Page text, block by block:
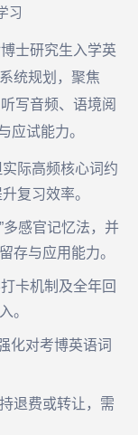
习
士研究生入学英
统规划，聚焦
写音频、语境阅
应试能力。
际高频核心词约
复习效率。
多感官记忆法，并
存与应用能力。
卡机制及全年回
。
化对考博英语词
退费或转让，需